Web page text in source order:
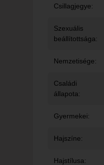
Csillagjegye:
Szexuális
beállítottsága:
Nemzetisége:
Családi
állapota:
Gyermekei:
Hajszíne:
Hajstílusa: